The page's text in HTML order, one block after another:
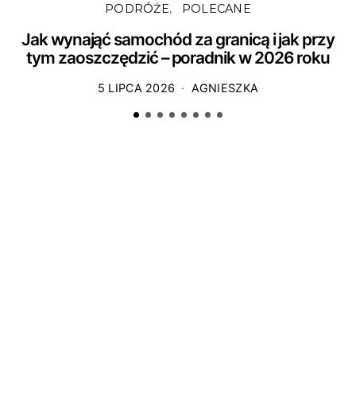
PODRÓŻE POLECANE
Jak wynająć samochód za granicą i jak przy
tym zaoszczędzić – poradnik w 2026 roku
5 LIPCA 2026 AGNIESZKA